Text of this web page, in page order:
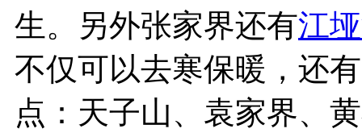
生。另外张家界还有江
不仅可以去寒保暖，还
点：天子山、袁家界、